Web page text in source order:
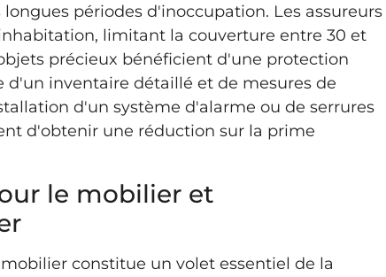
périodes d'inoccupation. Les assureurs
limitant la couverture entre 30 et
précieux bénéficient d'une protection
d'un inventaire détaillé et de mesures de
d'un système d'alarme ou de serrures
d'obtenir une réduction sur la prime
le mobilier et
constitue un volet essentiel de la